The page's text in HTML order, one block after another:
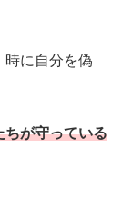
時に自分を偽
ちが守っている